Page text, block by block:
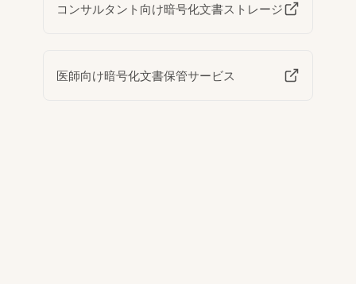
コンサルタント向け暗号化文書ストレージ
医師向け暗号化文書保管サービス